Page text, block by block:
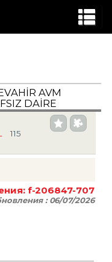
AVM
DAİRE
115
f-206847-707
:06/07/2026